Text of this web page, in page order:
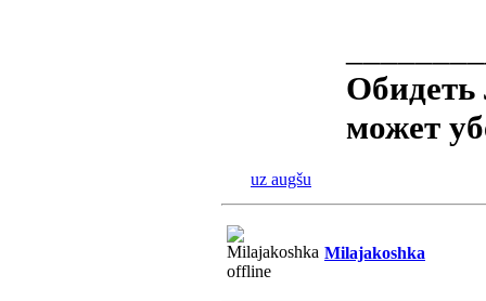
может
uz augšu
Milajakoshka